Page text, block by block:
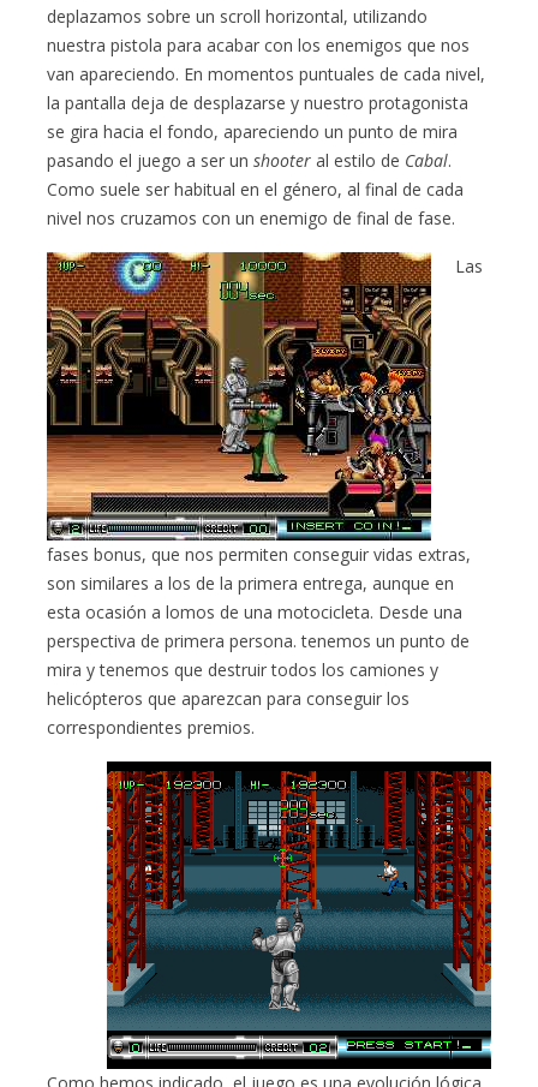
deplazamos sobre un scroll horizontal, utilizando
nuestra pistola para acabar con los enemigos que nos
van apareciendo. En momentos puntuales de cada nivel,
la pantalla deja de desplazarse y nuestro protagonista
se gira hacia el fondo, apareciendo un punto de mira
pasando el juego a ser unshooter al estilo de Cabal.
Como suele ser habitual en el género, al final de cada
nivel nos cruzamos con un enemigo de final de fase.
Las
fases bonus, que nos permiten conseguir vidas extras,
son similares a los de la primera entrega, aunque en
esta ocasión a lomos de una motocicleta. Desde una
perspectiva de primera persona. tenemos un punto de
mira y tenemos que destruir todos los camiones y
helicópteros que aparezcan para conseguir los
correspondientes premios.